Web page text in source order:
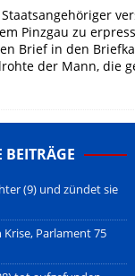
Pinzgau zu
Brief in den
der Mann, die
BEITRÄGE
(9) und zündet sie
Parlament 75